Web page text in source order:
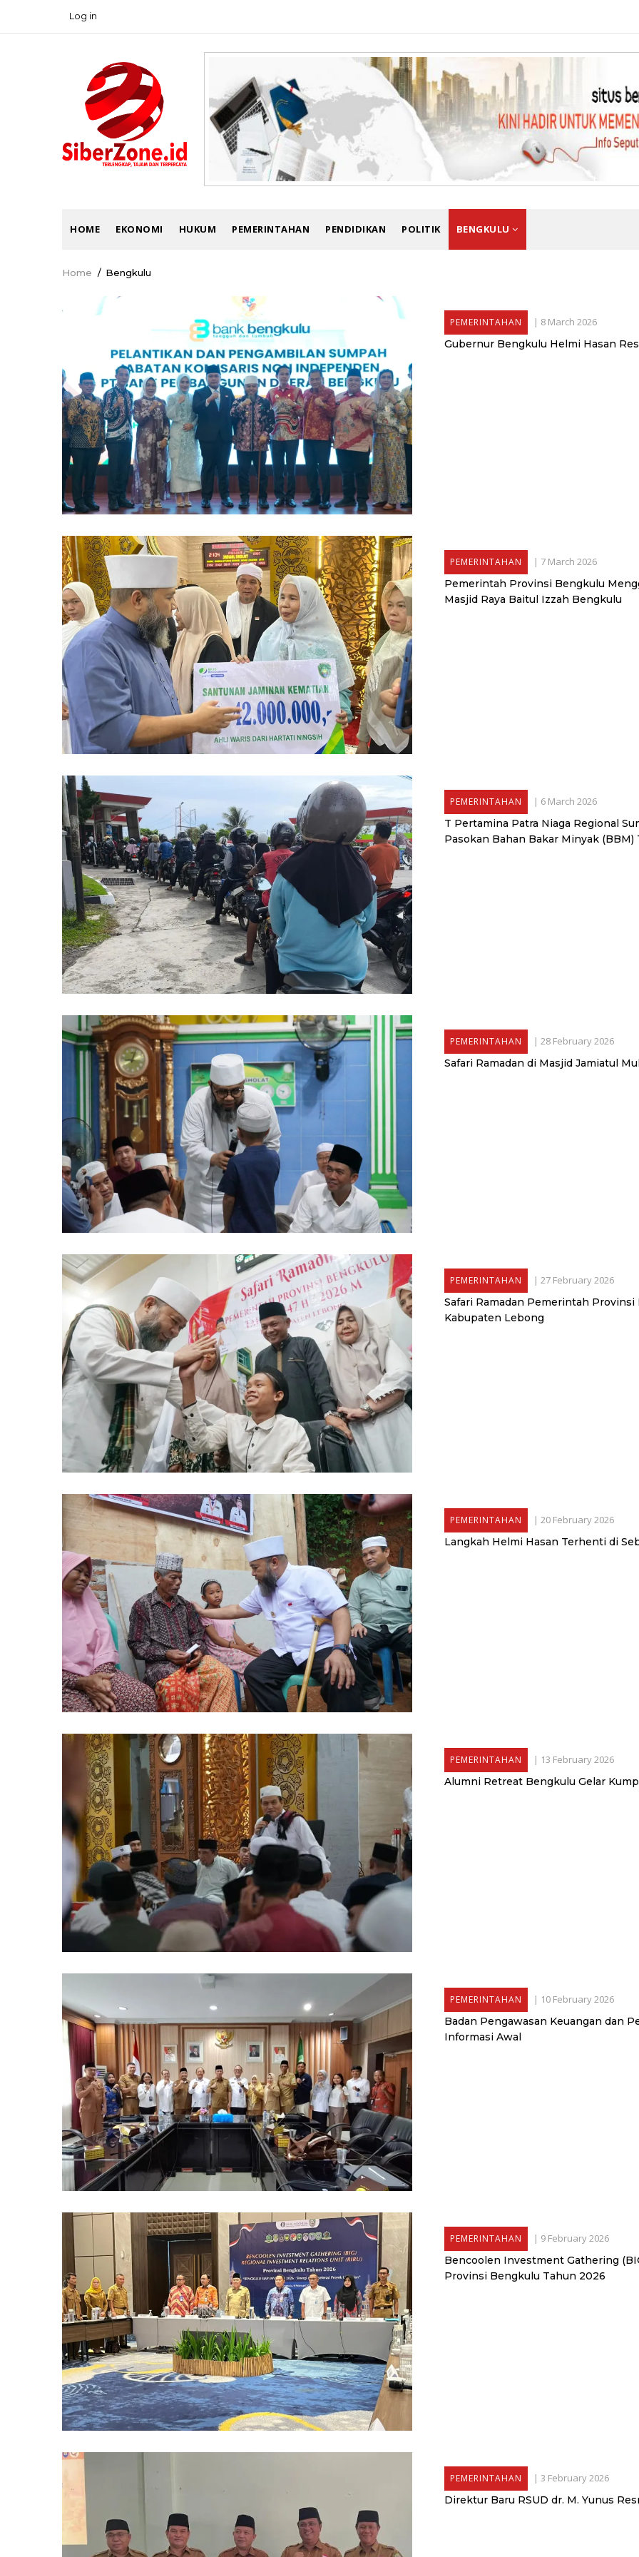
USER
ACCOUNT
Log in
MAIN
HOME EKONOMI HUKUM PEMERINTAHAN PENDIDIKAN POLITIK BENGKULU
Breadcrumb
Home / Bengkulu
PEMERINTAHAN | 8 March 2026
Gubernur Bengkulu Helmi Hasan
PEMERINTAHAN | 7 March 2026
Pemerintah Provinsi Bengkulu
Masjid Raya Baitul Izzah Bengkulu
PEMERINTAHAN | 6 March 2026
T Pertamina Patra Niaga Regional
Pasokan Bahan Bakar Minyak (BBM)
PEMERINTAHAN |28 February 2026
Safari Ramadan di Masjid Jamiatul
PEMERINTAHAN |27 February 2026
Safari Ramadan Pemerintah
Kabupaten Lebong
PEMERINTAHAN |20 February 2026
Langkah Helmi Hasan Terhenti di
PEMERINTAHAN | 13 February 2026
Alumni Retreat Bengkulu Gelar
PEMERINTAHAN | 10 February 2026
Badan Pengawasan Keuangan dan
Informasi Awal
PEMERINTAHAN | 9 February 2026
Bencoolen Investment Gathering
Provinsi Bengkulu Tahun 2026
PEMERINTAHAN |3 February 2026
Direktur Baru RSUD dr. M. Yunus